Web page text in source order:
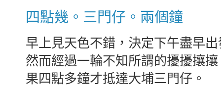
四點幾。三門仔。兩個鐘
早上見天色不錯，決定下午盡早
然而經過一輪不知所謂的擾擾攘
果四點多鐘才抵達大埔三門仔。